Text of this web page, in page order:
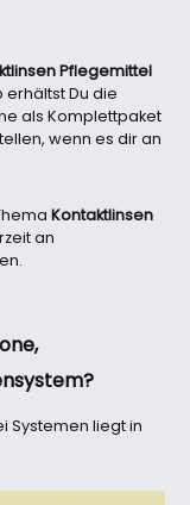
Pflegemittel
Du die
als Komplettpaket
wenn es dir an
Kontaktlinsen
an
Systemen liegt in